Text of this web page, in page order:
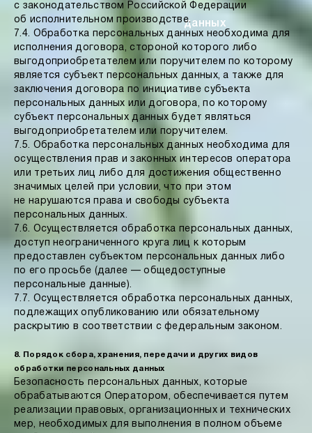
данных
с законодательством Российской Федерации
об исполнительном производстве.
7.4. Обработка персональных данных необходима для
исполнения договора, стороной которого либо
выгодоприобретателем или поручителем по которому
является субъект персональных данных, а также для
заключения договора по инициативе субъекта
персональных данных или договора, по которому
субъект персональных данных будет являться
выгодоприобретателем или поручителем.
7.5. Обработка персональных данных необходима для
осуществления прав и законных интересов оператора
или третьих лиц либо для достижения общественно
значимых целей при условии, что при этом
не нарушаются права и свободы субъекта
персональных данных.
7.6. Осуществляется обработка персональных данных,
доступ неограниченного круга лиц к которым
предоставлен субъектом персональных данных либо
по его просьбе (далее — общедоступные
персональные данные).
7.7. Осуществляется обработка персональных данных,
подлежащих опубликованию или обязательному
раскрытию в соответствии с федеральным законом.
8. Порядок сбора, хранения, передачи и других видов
обработки персональных данных
Безопасность персональных данных, которые
обрабатываются Оператором, обеспечивается путем
реализации правовых, организационных и технических
мер, необходимых для выполнения в полном объеме